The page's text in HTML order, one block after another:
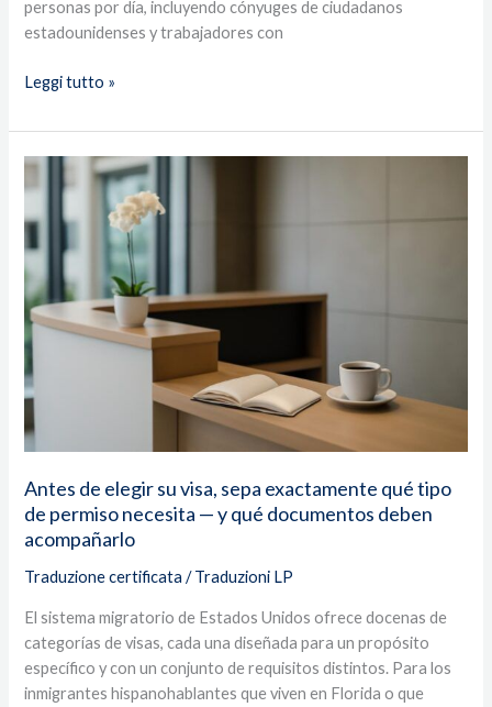
personas por día, incluyendo cónyuges de ciudadanos
estadounidenses y trabajadores con
Leggi tutto »
Antes de elegir su visa, sepa exactamente qué tipo
de permiso necesita — y qué documentos deben
acompañarlo
Traduzione certificata /Traduzioni LP
El sistema migratorio de Estados Unidos ofrece docenas de
categorías de visas, cada una diseñada para un propósito
específico y con un conjunto de requisitos distintos. Para los
inmigrantes hispanohablantes que viven en Florida o que
Antes
de
elegir
su
visa,
sepa
exactamente
qué
tipo
de
permiso
y
qué
documentos
deben